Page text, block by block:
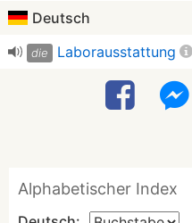
Deutsch
die Laborausstattung
Alphabetischer Index